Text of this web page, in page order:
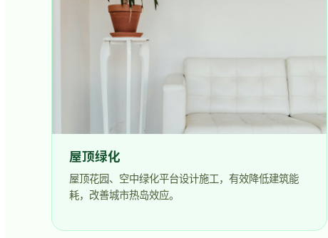
屋顶绿化
屋顶花园、空中绿化平台设计施工，有效降低建筑能
耗，改善城市热岛效应。